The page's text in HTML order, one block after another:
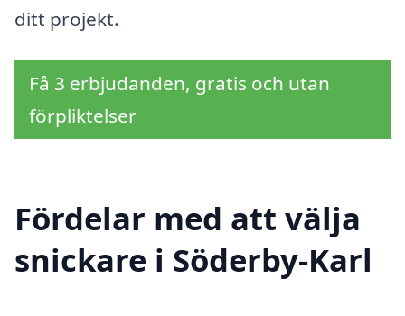
ditt projekt.
Få 3 erbjudanden, gratis och utan
förpliktelser
Fördelar med att välja
snickare i Söderby-Karl